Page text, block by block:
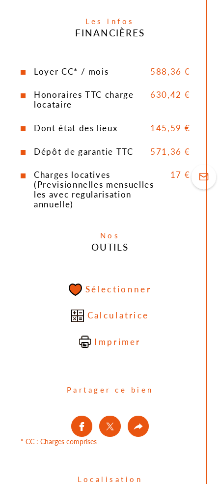
standard : entre 760 et 880 euros. Prix
moyens des énergies indexés en 2025.
disponibles sur le site Géorisques :
Les infos
FINANCIÈRES
Loyer CC* / mois 588,36 €
Honoraires TTC charge
locataire
630,42 €
Dont état des lieux 145,59 €
Dépôt de garantie TTC 571,36 €
Charges locatives
(Previsionnelles mensuelles
les avec regularisation
annuelle)
17 €
Nos
OUTILS
Sélectionner
Calculatrice
Imprimer
Partager ce bien
* CC : Charges comprises
Localisation